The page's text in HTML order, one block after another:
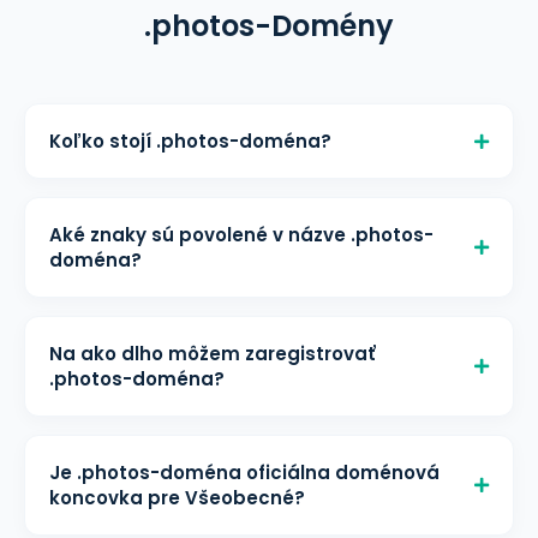
.photos-Domény
Koľko stojí .photos-doména?
za registráciu, € 3,20/mesiac za
obnovu a € 3,20/mesiac za transfer na
WHOIS.
Aké znaky sú povolené v názve .photos-
doména?
dĺžka: 63 znakov Povolené znaky: a-z,
0-9, IDN znaky: áno
Na ako dlho môžem zaregistrovať
.photos-doména?
zaregistrovať na 1 - 10 rok(y). Môžete
ju obnoviť pred vypršaním, aby ste si
Je .photos-doména oficiálna doménová
koncovka pre Všeobecné?